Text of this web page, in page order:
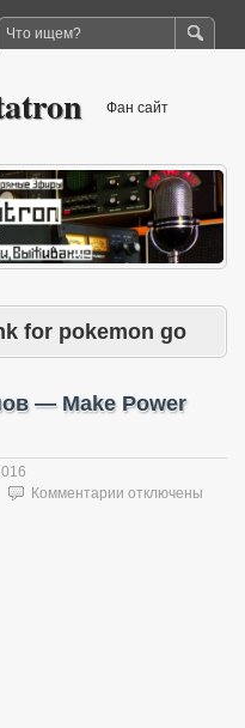
Фан сайт
for pokemon go
— Make Power
Комментарии котключены